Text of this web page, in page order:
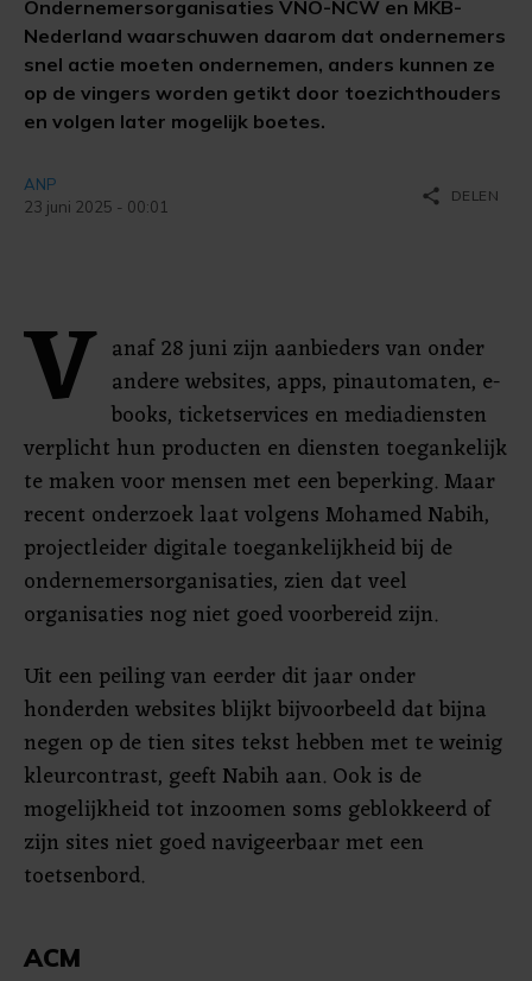
Ondernemersorganisaties VNO-NCW en MKB-
Nederland waarschuwen daarom dat ondernemers
snel actie moeten ondernemen, anders kunnen ze
op de vingers worden getikt door toezichthouders
en volgen later mogelijk boetes.
ANP
23 juni 2025 - 00:01
share DELEN
V anaf 28 juni zijn aanbieders van onder
andere websites, apps, pinautomaten, e-
books, ticketservices en mediadiensten
verplicht hun producten en diensten toegankelijk
te maken voor mensen met een beperking. Maar
recent onderzoek laat volgens Mohamed Nabih,
projectleider digitale toegankelijkheid bij de
ondernemersorganisaties, zien dat veel
organisaties nog niet goed voorbereid zijn.
Uit een peiling van eerder dit jaar onder
honderden websites blijkt bijvoorbeeld dat bijna
negen op de tien sites tekst hebben met te weinig
kleurcontrast, geeft Nabih aan. Ook is de
mogelijkheid tot inzoomen soms geblokkeerd of
zijn sites niet goed navigeerbaar met een
toetsenbord.
ACM